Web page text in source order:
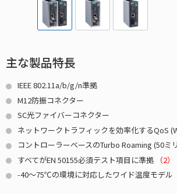
主な製品特長
IEEE 802.11a/b/g/n準拠
M12防振コネクター
SC光ファイバーコネクター
ネットワークトラフィックを効率化するQoS
コントローラーベースのTurbo Roaming (50ミ
すべてがEN 50155必須テスト項目に準拠
（2）
-40～75℃の環境に対応したワイド温度モデル